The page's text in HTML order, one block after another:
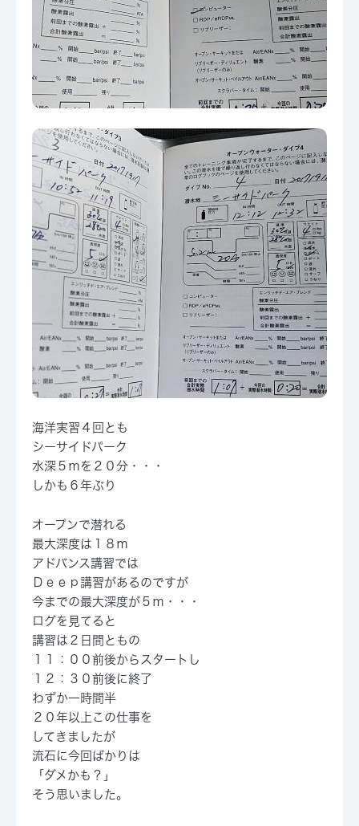
海洋実習４回とも
シーサイドパーク
水深５ｍを２０分・・・
しかも６年ぶり
オープンで潜れる
最大深度は１８ｍ
アドバンス講習では
Ｄｅｅｐ講習があるのですが
今までの最大深度が５ｍ・・・
ログを見てると
講習は２日間ともの
１１：００前後からスタートし
１２：３０前後に終了
わずか一時間半
２０年以上この仕事を
してきましたが
流石に今回ばかりは
「ダメかも？」
そう思いました。